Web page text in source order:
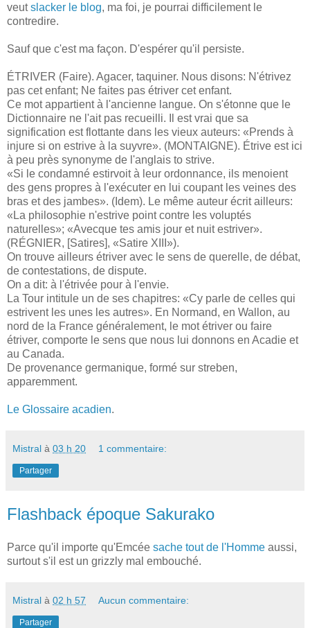
veutslacker le blog, ma foi, je pourrai difficilement le
contredire.
Sauf que c'est ma façon. D'espérer qu'il persiste.
ÉTRIVER (Faire). Agacer, taquiner. Nous disons: N'étrivez
pas cet enfant; Ne faites pas étriver cet enfant.
Ce mot appartient à l'ancienne langue. On s'étonne que le
Dictionnaire ne l'ait pas recueilli. Il est vrai que sa
signification est flottante dans les vieux auteurs: «Prends à
injure si on estrive à la suyvre». (MONTAIGNE). Étrive est ici
à peu près synonyme de l'anglais to strive.
«Si le condamné estirvoit à leur ordonnance, ils menoient
des gens propres à l'exécuter en lui coupant les veines des
bras et des jambes». (Idem). Le même auteur écrit ailleurs:
«La philosophie n'estrive point contre les voluptés
naturelles»; «Avecque tes amis jour et nuit estriver».
(RÉGNIER, [Satires], «Satire XIII»).
On trouve ailleurs étriver avec le sens de querelle, de débat,
de contestations, de dispute.
On a dit: à l'étrivée pour à l'envie.
La Tour intitule un de ses chapitres: «Cy parle de celles qui
estrivent les unes les autres». En Normand, en Wallon, au
nord de la France généralement, le mot étriver ou faire
étriver, comporte le sens que nous lui donnons en Acadie et
au Canada.
De provenance germanique, formé sur streben,
apparemment.
Le Glossaire acadien.
Mistral à 03 h 20 1 commentaire:
Partager
Flashback époque Sakurako
Parce qu'il importe qu'Emcée sache tout de l'Homme aussi,
surtout s'il est un grizzly mal embouché.
Mistral à 02 h 57 Aucun commentaire:
Partager